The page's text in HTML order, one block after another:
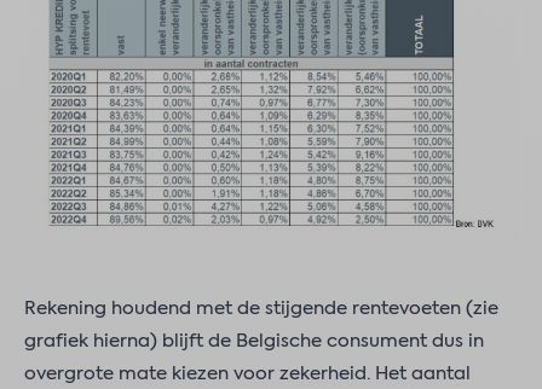
Rekening houdend met de stijgende rentevoeten (zie
grafiek hierna) blijft de Belgische consument dus in
overgrote mate kiezen voor zekerheid. Het aantal